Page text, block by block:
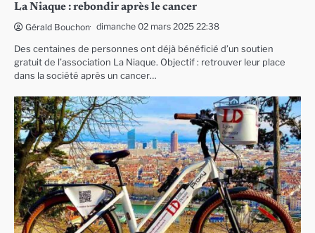
La Niaque : rebondir après le cancer
Gérald Bouchon dimanche 02 mars 2025 22:38
Des centaines de personnes ont déjà bénéficié d’un soutien
gratuit de l’association La Niaque. Objectif : retrouver leur place
dans la société après un cancer…